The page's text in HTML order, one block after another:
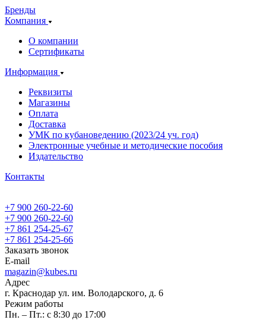
Бренды
Компания
О компании
Сертификаты
Информация
Реквизиты
Магазины
Oплата
Доставка
УМК по кубановедению (2023/24 уч. год)
Электронные учебные и методические пособия
Издательство
Контакты
+7 900 260-22-60
+7 900 260-22-60
+7 861 254-25-67
+7 861 254-25-66
Заказать звонок
E-mail
magazin@kubes.ru
Адрес
г. Краснодар ул. им. Володарского, д. 6
Режим работы
Пн. – Пт.: с 8:30 до 17:00